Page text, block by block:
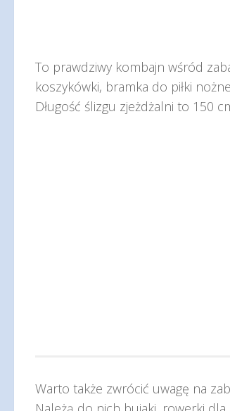
To prawdziwy kombajn wśród
koszykówki, bramka do piłki
Długość ślizgu zjeżdżalni to 150
Warto także zwrócić uwagę na